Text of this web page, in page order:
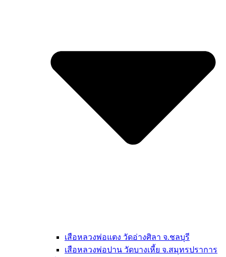
เสือหลวงพ่อแตง วัดอ่างศิลา จ.ชลบุรี
เสือหลวงพ่อปาน วัดบางเหี้ย จ.สมุทรปราการ